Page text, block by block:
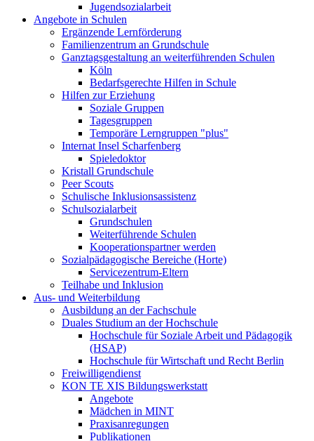
Jugendsozialarbeit
Angebote in Schulen
Ergänzende Lernförderung
Familienzentrum an Grundschule
Ganztagsgestaltung an weiterführenden Schulen
Köln
Bedarfsgerechte Hilfen in Schule
Hilfen zur Erziehung
Soziale Gruppen
Tagesgruppen
Temporäre Lerngruppen "plus"
Internat Insel Scharfenberg
Spieledoktor
Kristall Grundschule
Peer Scouts
Schulische Inklusionsassistenz
Schulsozialarbeit
Grundschulen
Weiterführende Schulen
Kooperationspartner werden
Sozialpädagogische Bereiche (Horte)
Servicezentrum-Eltern
Teilhabe und Inklusion
Aus- und Weiterbildung
Ausbildung an der Fachschule
Duales Studium an der Hochschule
Hochschule für Soziale Arbeit und Pädagogik
(HSAP)
Hochschule für Wirtschaft und Recht Berlin
Freiwilligendienst
KON TE XIS Bildungswerkstatt
Angebote
Mädchen in MINT
Praxisanregungen
Publikationen